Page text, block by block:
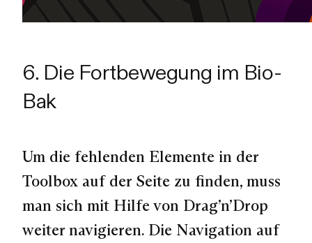
6. Die Fortbewegung im Bio-
Bak
Um die fehlenden Elemente in der
Toolbox auf der Seite zu finden, muss
man sich mit Hilfe von Drag’n’Drop
weiter navigieren. Die Navigation auf